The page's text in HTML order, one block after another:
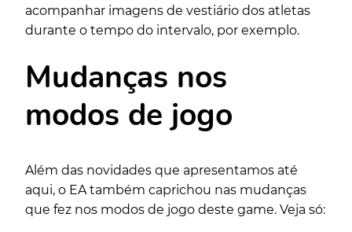
acompanhar imagens de vestiário dos atletas
durante o tempo do intervalo, por exemplo.
Mudanças nos
modos de jogo
Além das novidades que apresentamos até
aqui, o EA também caprichou nas mudanças
que fez nos modos de jogo deste game. Veja só: